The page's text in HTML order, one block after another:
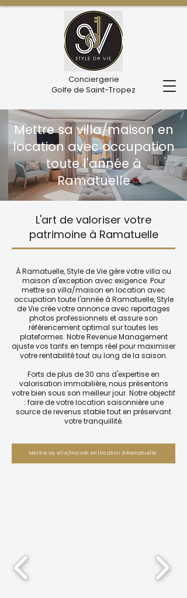
Conciergerie
Golfe de Saint-Tropez
Mettre sa villa/maison en
location avec occupation
toute l'année à
Ramatuelle
L'art de valoriser votre
patrimoine à Ramatuelle
À Ramatuelle, Style de Vie gère votre villa ou
maison d'exception avec exigence. Pour
mettre sa villa/maison en location avec
occupation toute l'année à Ramatuelle, Style
de Vie crée votre annonce avec reportages
photos professionnels et assure son
référencement optimal sur toutes les
plateformes. Notre Revenue Management
ajuste vos tarifs en temps réel pour maximiser
votre rentabilité tout au long de la saison.
Forts de plus de 30 ans d'expertise en
valorisation immobilière, nous présentons
votre bien sous son meilleur jour. Notre objectif
: faire de votre location saisonnière une
source de revenus stable tout en préservant
votre tranquillité.
Mettre sa villa/maison en location à Ramatuelle